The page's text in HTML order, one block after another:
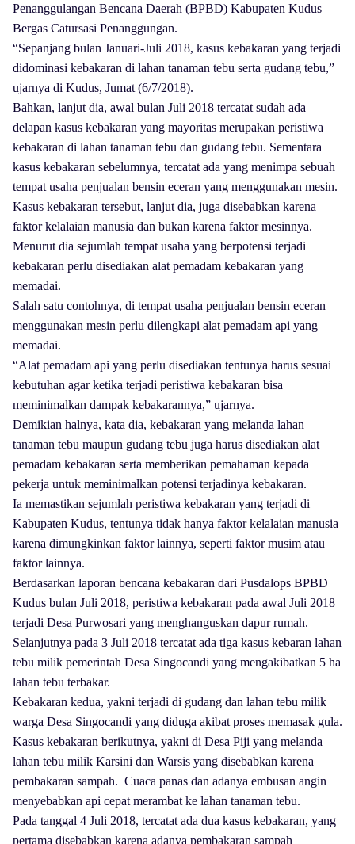
Penanggulangan Bencana Daerah (BPBD) Kabupaten Kudus
Bergas Catursasi Penanggungan.
“Sepanjang bulan Januari-Juli 2018, kasus kebakaran yang terjadi
didominasi kebakaran di lahan tanaman tebu serta gudang tebu,”
ujarnya di Kudus, Jumat (6/7/2018).
Bahkan, lanjut dia, awal bulan Juli 2018 tercatat sudah ada
delapan kasus kebakaran yang mayoritas merupakan peristiwa
kebakaran di lahan tanaman tebu dan gudang tebu. Sementara
kasus kebakaran sebelumnya, tercatat ada yang menimpa sebuah
tempat usaha penjualan bensin eceran yang menggunakan mesin.
Kasus kebakaran tersebut, lanjut dia, juga disebabkan karena
faktor kelalaian manusia dan bukan karena faktor mesinnya.
Menurut dia sejumlah tempat usaha yang berpotensi terjadi
kebakaran perlu disediakan alat pemadam kebakaran yang
memadai.
Salah satu contohnya, di tempat usaha penjualan bensin eceran
menggunakan mesin perlu dilengkapi alat pemadam api yang
memadai.
“Alat pemadam api yang perlu disediakan tentunya harus sesuai
kebutuhan agar ketika terjadi peristiwa kebakaran bisa
meminimalkan dampak kebakarannya,” ujarnya.
Demikian halnya, kata dia, kebakaran yang melanda lahan
tanaman tebu maupun gudang tebu juga harus disediakan alat
pemadam kebakaran serta memberikan pemahaman kepada
pekerja untuk meminimalkan potensi terjadinya kebakaran.
Ia memastikan sejumlah peristiwa kebakaran yang terjadi di
Kabupaten Kudus, tentunya tidak hanya faktor kelalaian manusia
karena dimungkinkan faktor lainnya, seperti faktor musim atau
faktor lainnya.
Berdasarkan laporan bencana kebakaran dari Pusdalops BPBD
Kudus bulan Juli 2018, peristiwa kebakaran pada awal Juli 2018
terjadi Desa Purwosari yang menghanguskan dapur rumah.
Selanjutnya pada 3 Juli 2018 tercatat ada tiga kasus kebaran lahan
tebu milik pemerintah Desa Singocandi yang mengakibatkan 5 ha
lahan tebu terbakar.
Kebakaran kedua, yakni terjadi di gudang dan lahan tebu milik
warga Desa Singocandi yang diduga akibat proses memasak gula.
Kasus kebakaran berikutnya, yakni di Desa Piji yang melanda
lahan tebu milik Karsini dan Warsis yang disebabkan karena
pembakaran sampah. Cuaca panas dan adanya embusan angin
menyebabkan api cepat merambat ke lahan tanaman tebu.
Pada tanggal 4 Juli 2018, tercatat ada dua kasus kebakaran, yang
pertama disebabkan karena adanya pembakaran sampah